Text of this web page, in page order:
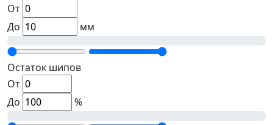
От
До
мм
Остаток шипов
От
До
%